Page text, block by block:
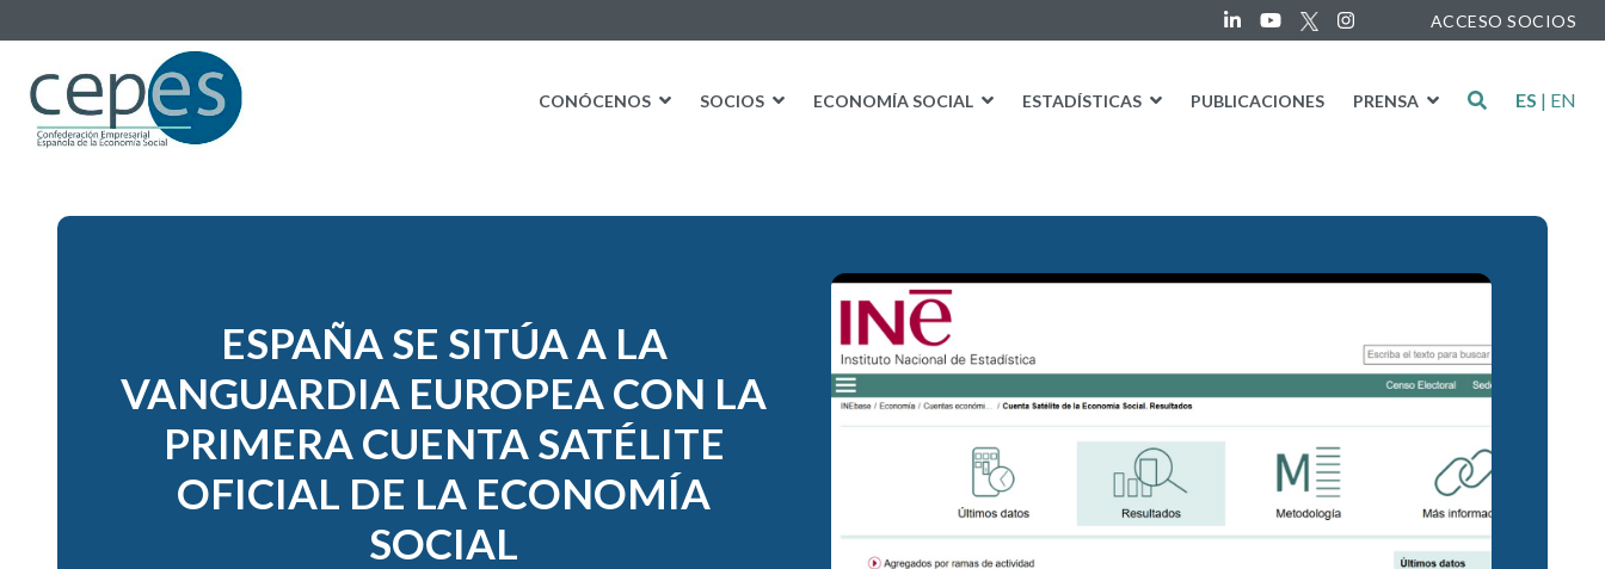
ACCESO SOCIOS
CONÓCENOS SOCIOS ECONOMÍA SOCIAL ESTADÍSTICAS PUBLICACIONES PRENSA ES | EN
ESPAÑA SE SITÚA A LA
VANGUARDIA EUROPEA CON LA
PRIMERA CUENTA SATÉLITE
OFICIAL DE LA ECONOMÍA
SOCIAL